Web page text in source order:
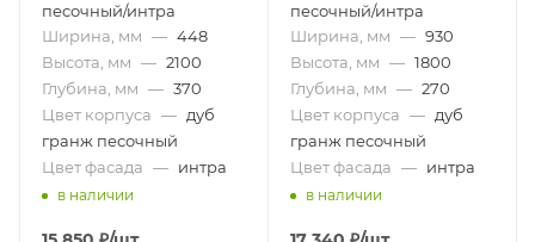
песочный/интра
Ширина, мм — 448
Высота, мм — 2100
Глубина, мм — 370
Цвет корпуса — дуб
гранж песочный
Цвет фасада — интра
в наличии
песочный/интра
Ширина, мм — 930
Высота, мм — 1800
Глубина, мм — 270
Цвет корпуса — дуб
гранж песочный
Цвет фасада — интра
в наличии